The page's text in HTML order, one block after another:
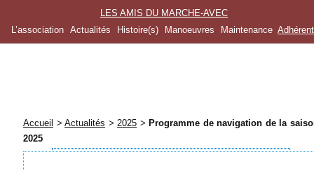
LES AMIS DU MARCHE-AVEC
L’association
Actualités Histoire(s) Manoeuvres Maintenance
Accueil >Actualités > 2025 > Programme de navigation de la
2025